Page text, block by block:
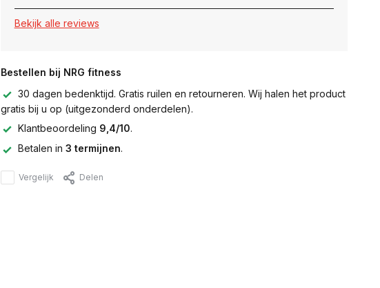
Bekijk alle reviews
Bestellen bij NRG fitness
30 dagen bedenktijd. Gratis ruilen en retourneren. Wij halen het product
gratis bij u op (uitgezonderd onderdelen).
Klantbeoordeling 9,4/10.
Betalen in 3 termijnen.
Vergelijk Delen